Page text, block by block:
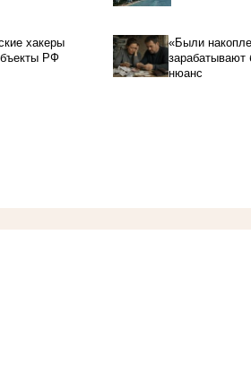
хакеры
РФ
«Были
зарабатывают
нюанс